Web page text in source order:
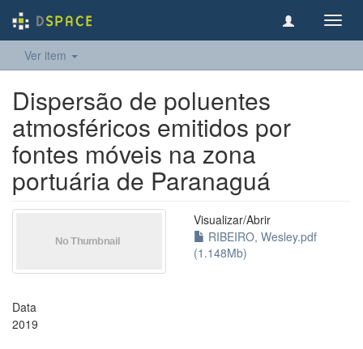
Ver item
Dispersão de poluentes
atmosféricos emitidos por
fontes móveis na zona
portuária de Paranaguá
Visualizar/Abrir
RIBEIRO, Wesley.pdf
(1.148Mb)
Data
2019